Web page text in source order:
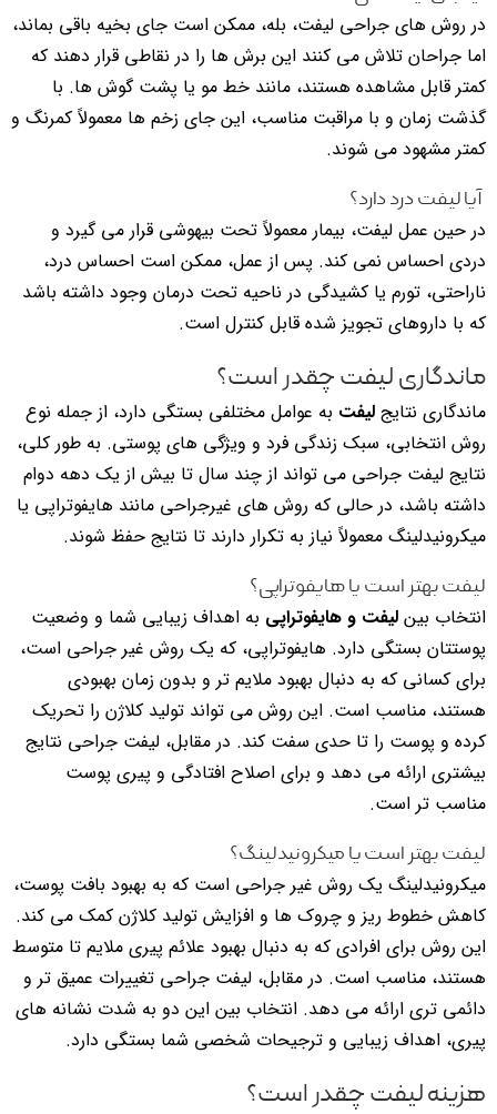
در روش های جراحی لیفت، بله، ممکن است جای بخیه باقی بماند،
اما جراحان تلاش می کنند این برش ها را در نقاطی قرار دهند که
کمتر قابل مشاهده هستند، مانند خط مو یا پشت گوش ها. با
گذشت زمان و با مراقبت مناسب، این جای زخم ها معمولاً کمرنگ و
کمتر مشهود می شوند.
آیا لیفت درد دارد؟
در حین عمل لیفت، بیمار معمولاً تحت بیهوشی قرار می گیرد و
دردی احساس نمی کند. پس از عمل، ممکن است احساس درد،
ناراحتی، تورم یا کشیدگی در ناحیه تحت درمان وجود داشته باشد
که با داروهای تجویز شده قابل کنترل است.
ماندگاری لیفت چقدر است؟
ماندگاری نتایج لیفت به عوامل مختلفی بستگی دارد، از جمله نوع
روش انتخابی، سبک زندگی فرد و ویژگی های پوستی. به طور کلی،
نتایج لیفت جراحی می تواند از چند سال تا بیش از یک دهه دوام
داشته باشد، در حالی که روش های غیرجراحی مانند هایفوتراپی یا
میکرونیدلینگ معمولاً نیاز به تکرار دارند تا نتایج حفظ شوند.
لیفت بهتر است یا هایفوتراپی؟
انتخاب بین لیفت و هایفوتراپی به اهداف زیبایی شما و وضعیت
پوستتان بستگی دارد. هایفوتراپی، که یک روش غیر جراحی است،
برای کسانی که به دنبال بهبود ملایم تر و بدون زمان بهبودی
هستند، مناسب است. این روش می تواند تولید کلاژن را تحریک
کرده و پوست را تا حدی سفت کند. در مقابل، لیفت جراحی نتایج
بیشتری ارائه می دهد و برای اصلاح افتادگی و پیری پوست
مناسب تر است.
لیفت بهتر است یا میکرونیدلینگ؟
میکرونیدلینگ یک روش غیر جراحی است که به بهبود بافت پوست،
کاهش خطوط ریز و چروک ها و افزایش تولید کلاژن کمک می کند.
این روش برای افرادی که به دنبال بهبود علائم پیری ملایم تا متوسط
هستند، مناسب است. در مقابل، لیفت جراحی تغییرات عمیق تر و
دائمی تری ارائه می دهد. انتخاب بین این دو به شدت نشانه های
پیری، اهداف زیبایی و ترجیحات شخصی شما بستگی دارد.
هزینه لیفت چقدر است؟